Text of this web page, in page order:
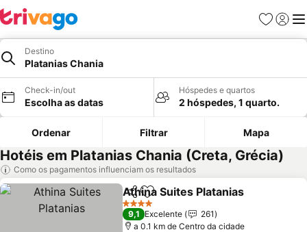
Favoritos
Iniciar
Destino
Platanias Chania
Check-in/out
Escolha as datas
Hóspedes e quartos
2 hóspedes, 1 quarto.
Ordenar Filtrar Mapa
Hotéis em Platanias Chania (Creta, Grécia)
Como os pagamentos influenciam os resultados
PartilharAdicionar aos favoritos
Athina Suites Platanias
4 Estrelas
9,1 Excelente
261
a 0.1 km de Centro da cidade